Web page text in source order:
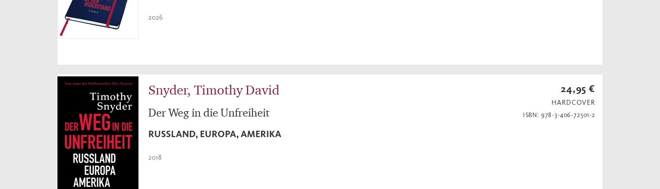
2026
Snyder, Timothy David
Der Weg in die Unfreiheit
RUSSLAND, EUROPA, AMERIKA
2018
24,95 €
HARDCOVER
ISBN: 978-3-406-72501-2